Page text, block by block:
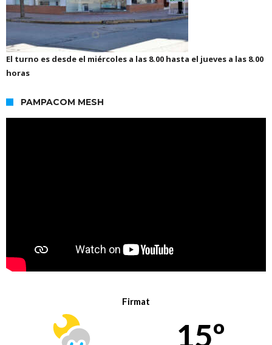
El turno es desde el miércoles a las 8.00 hasta el jueves a las 8.00
horas
PAMPACOM MESH
Firmat
15º